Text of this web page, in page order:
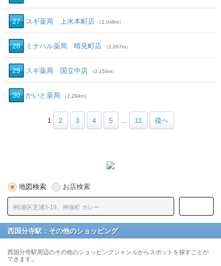
27 スギ薬局 上水本町店 （2,048m）
28 ミナハル薬局 晴見町店 （2,067m）
29 スギ薬局 国立中店 （2,154m）
30 かいと薬局 （2,294m）
1 2 3 4 5 11 後へ
地図検索 お店検索
西国分寺駅：その他のショッピング
西国分寺駅周辺のその他のショッピングジャンルからスポットを探すことが
できます。